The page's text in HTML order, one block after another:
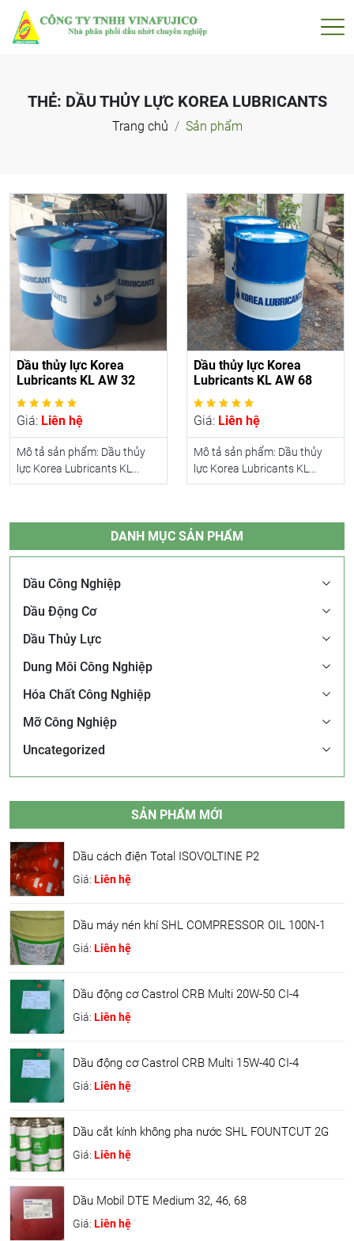
THẺ: DẦU THỦY LỰC KOREA LUBRICANTS
Trang chủ Sản phẩm
Dầu thủy lực Korea
Lubricants KL AW 32
Giá: Liên hệ
Mô tả sản phẩm: Dầu thủy
lực Korea Lubricants KL...
Dầu thủy lực Korea
Lubricants KL AW 68
Giá: Liên hệ
Mô tả sản phẩm: Dầu thủy
lực Korea Lubricants KL...
DANH MỤC SẢN PHẨM
Dầu Công Nghiệp
Dầu Động Cơ
Dầu Thủy Lực
Dung Môi Công Nghiệp
Hóa Chất Công Nghiệp
Mỡ Công Nghiệp
Uncategorized
SẢN PHẨM MỚI
Dầu cách điện Total ISOVOLTINE P2
Giá: Liên hệ
Dầu máy nén khí SHL COMPRESSOR OIL 100N-1
Giá: Liên hệ
Dầu động cơ Castrol CRB Multi 20W-50 CI-4
Giá: Liên hệ
Dầu động cơ Castrol CRB Multi 15W-40 CI-4
Giá: Liên hệ
Dầu cắt kính không pha nước SHL FOUNTCUT 2G
Giá: Liên hệ
Dầu Mobil DTE Medium 32, 46, 68
Giá: Liên hệ